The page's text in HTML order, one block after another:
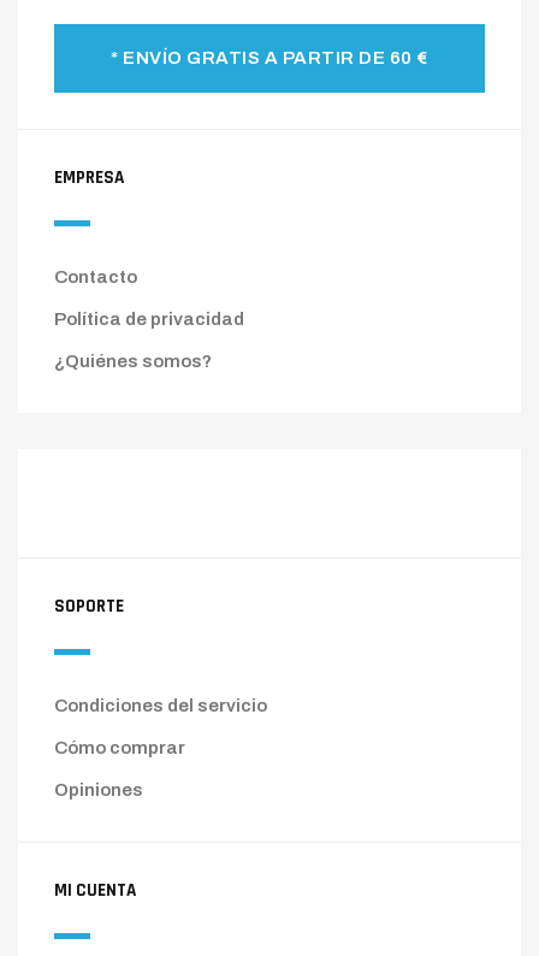
* ENVÍO GRATIS A PARTIR DE 60 €
EMPRESA
Contacto
Política de privacidad
¿Quiénes somos?
SOPORTE
Condiciones del servicio
Cómo comprar
Opiniones
MI CUENTA